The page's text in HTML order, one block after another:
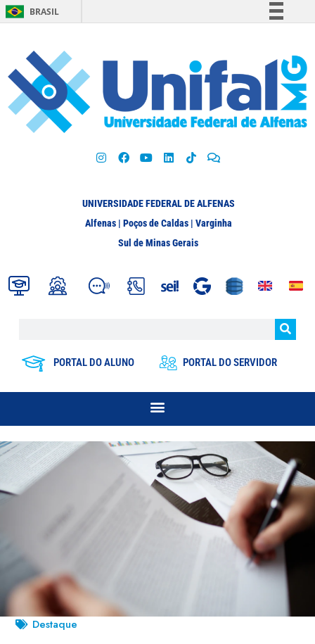
BRASIL
Participe
Acesso à informação
Legislação
UNIVERSIDADE FEDERAL DE ALFENAS
Alfenas | Poços de Caldas | Varginha
Sul de Minas Gerais
PORTAL DO ALUNO PORTAL DO SERVIDOR
Destaque